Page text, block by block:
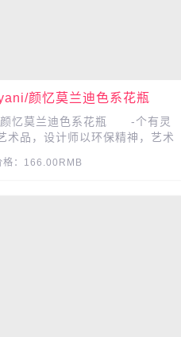
颜忆莫兰迪色系花瓶
忆莫兰迪色系花瓶 -个有灵
术品，设计师以环保精神，艺术
气息喷薄而出。...
格：166.00RMB